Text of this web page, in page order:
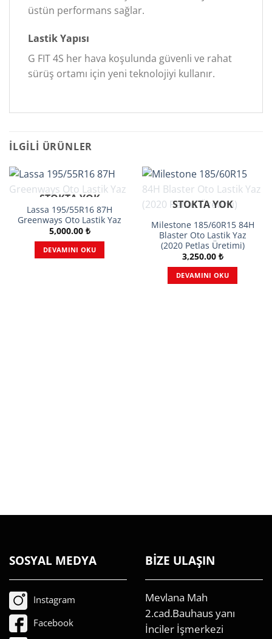
üstün performans sağlar.
Lastik Yapısı
G FIT 4S her hava koşulunda güvenli ve rahat
sürüş ortamı için yeni teknolojiyi kullanır.
İLGILI ÜRÜNLER
STOKTA YOK
Lassa 195/55R16 87H
Greenways Oto Lastik Yaz
5,000.00 ₺
DEVAMINI OKU
STOKTA YOK
Milestone 185/60R15 84H
Blaster Oto Lastik Yaz
(2020 Petlas Üretimi)
3,250.00 ₺
DEVAMINI OKU
SOSYAL MEDYA
Instagram
Facebook
BİZE ULAŞIN
Mevlana Mah
2.cad.Bauhaus yanı
İnciler İşmerkezi